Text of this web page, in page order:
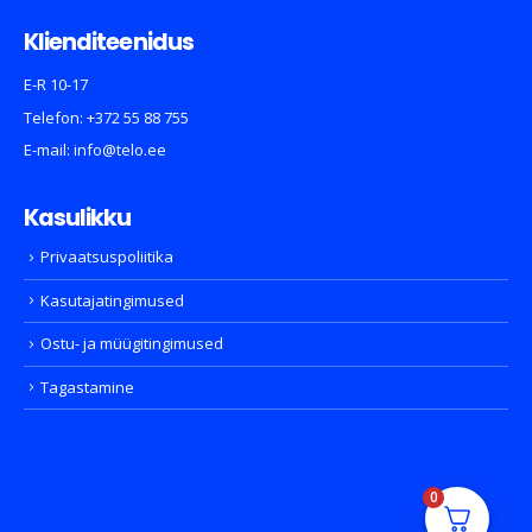
Klienditeenidus
E-R 10-17
Telefon: +372 55 88 755
E-mail: info@telo.ee
Kasulikku
Privaatsuspoliitika
Kasutajatingimused
Ostu- ja müügitingimused
Tagastamine
0